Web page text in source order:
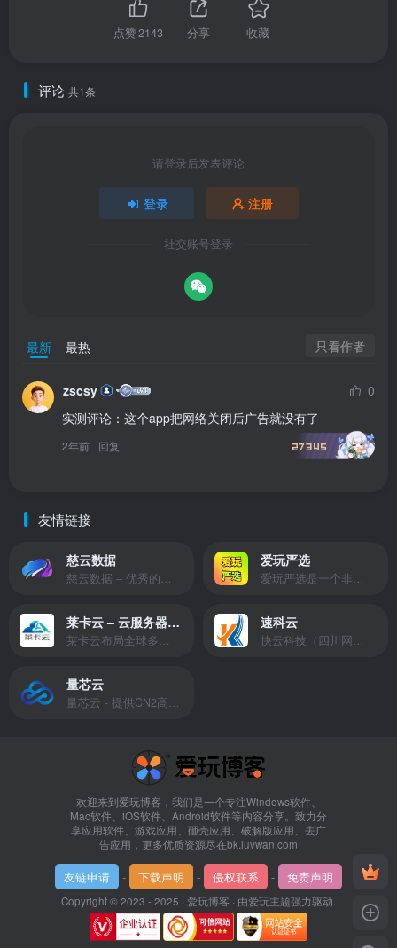
点赞2143 分享 收藏
评论 共1条
请登录后发表评论
登录 注册
社交账号登录
最新 最热 只看作者
zscsy
0
实测评论：这个app把网络关闭后广告就没有了
2年前 回复 27345
友情链接
慈云数据
慈云数据 – 优秀的云服务器服务商，提供最具有性价比的产品。慈云数据是开发者必不可少的良心云
爱玩严选
爱玩严选是一个非常有保障且性价比极高的虚拟商城，包括但不限于苹果证书、技术指导、会员充值等多种虚拟服务！
莱卡云 – 云服务器提供商
莱卡云布局全球多个地理区域。提供服务有：境外云服务器、国内云服务器、独立服务器、服务器托管、CDN、SSL证书、游戏服务器等业务。
速科云
快云科技（四川网联快云科技有限公司）成立于2021年，主营互联网业务平台服务提供商。公司专注为用户提供低价高性能云计算产品，致力于云计算应用的易用性开发，并引导云计算在国内普及
量芯云
量芯云 - 提供CN2高速香港美国云服务器&专业高防服务器租用等云服务器供应商
欢迎来到爱玩博客，我们是一个专注Windows软件、
Mac软件、iOS软件、Android软件等内容分享。致力分
享应用软件、游戏应用、砸壳应用、破解版应用、去广
告应用，更多优质资源尽在bk.luvwan.com
友链申请 - 下载声明 - 侵权联系 - 免责声明
Copyright © 2023 - 2025 · 爱玩博客 · 由爱玩主题强力驱动.